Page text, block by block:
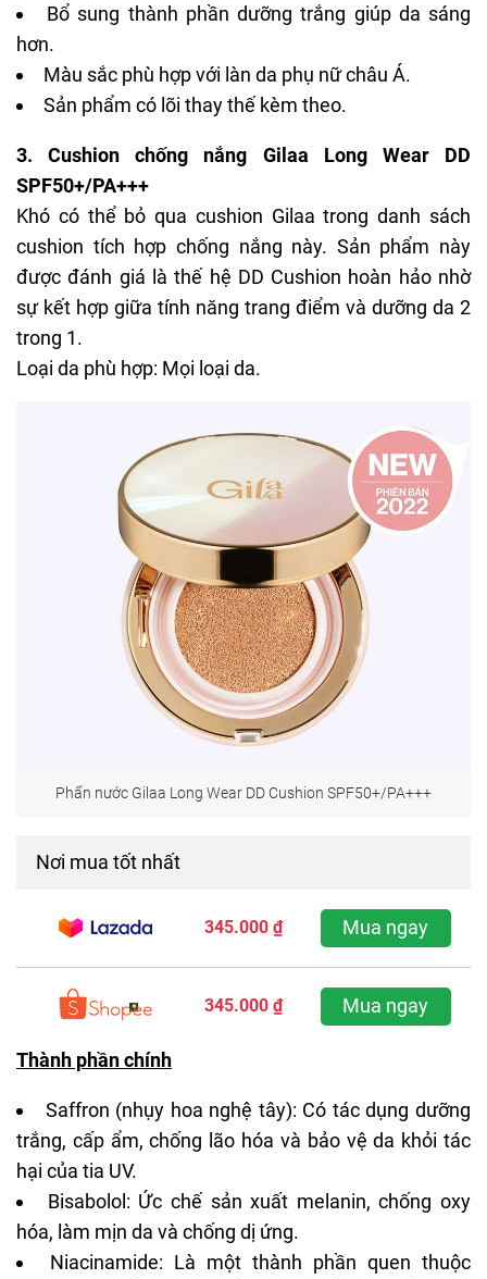
Bổ sung thành phần dưỡng trắng giúp da sáng
hơn.
Màu sắc phù hợp với làn da phụ nữ châu Á.
Sản phẩm có lõi thay thế kèm theo.
3. Cushion chống nắng Gilaa Long Wear DD
SPF50+/PA+++
Khó có thể bỏ qua cushion Gilaa trong danh sách
cushion tích hợp chống nắng này. Sản phẩm này
được đánh giá là thế hệ DD Cushion hoàn hảo nhờ
sự kết hợp giữa tính năng trang điểm và dưỡng da 2
trong 1.
Loại da phù hợp: Mọi loại da.
Phấn nước Gilaa Long Wear DD Cushion SPF50+/PA+++
Nơi mua tốt nhất
345.000 ₫ Mua ngay
345.000 ₫ Mua ngay
Thành phần chính
Saffron (nhụy hoa nghệ tây): Có tác dụng dưỡng
trắng, cấp ẩm, chống lão hóa và bảo vệ da khỏi tác
hại của tia UV.
Bisabolol: Ức chế sản xuất melanin, chống oxy
hóa, làm mịn da và chống dị ứng.
Niacinamide: Là một thành phần quen thuộc